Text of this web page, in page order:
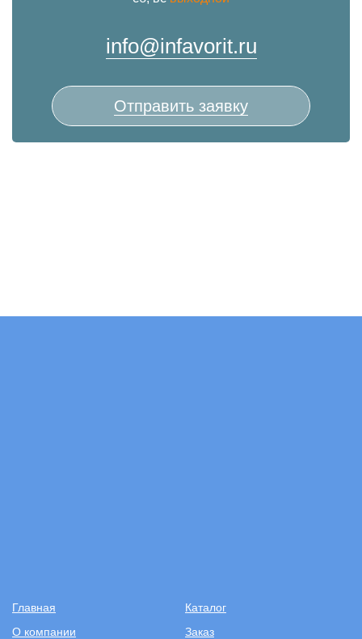
info@infavorit.ru
Отправить заявку
Главная
Каталог
О компании
Заказ